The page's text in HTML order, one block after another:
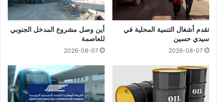
تقدم أشغال التنمية المحلية في
سيدي حسين
2026-08-07
أين وصل مشروع المدخل الجنوبي
للعاصمة
2026-08-07